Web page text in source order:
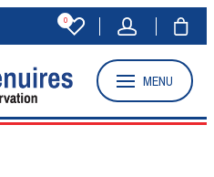
0
MENU